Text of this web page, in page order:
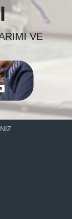
VE